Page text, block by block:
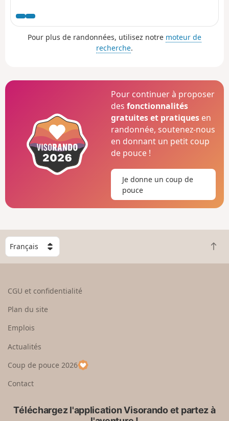
Pour plus de randonnées, utilisez notre moteur de
recherche.
Pour continuer à proposer
desfonctionnalités
gratuites et pratiques en
randonnée, soutenez-nous
en donnant un petit coup
de pouce !
Je donne un coup de
pouce
C
h
o
e
u
p
a
R
e
CGU et confidentialité
Plan du site
Emplois
Actualités
Coup de pouce 2026
Contact
Téléchargez l'application Visorando et partez à